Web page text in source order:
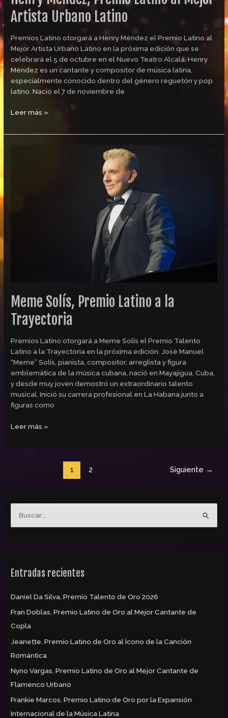
Artista Urbano Latino
Premios Latino otorgará a Henry Méndez el Premio Latino al
Mejor Artista Urbano Latino en la próxima edición que se
celebrará el 5 de octubre en el Nuevo Teatro Alcalá. Henry
Méndez es un cantante y compositor de música latina,
especialmente conocido dentro del género reguetón y pop
latino. Nació el 7 de noviembre de
Leer más »
Meme Solís, Premio Latino a la
Trayectoria
Premios Latino otorgará a Meme Solís el Premio Talento
Latino a la Trayectoria en la próxima edición. José Manuel
“Meme” Solís, pianista, compositor, arreglista y figura
emblemática de la música cubana, nació en Mayajigua, Cuba,
y desde muy joven demostró un extraordinario talento
musical. Inició su carrera profesional en La Habana junto a
figuras como
Leer más »
1 2 Siguiente →
a
p
o
r
:
Entradas recientes
Daniel Da Silva, Premio Talento de Oro 2026
Fran Doblas, Premio Latino de Oro al Mejor Cantante de
Copla
Jeanette, Premio Latino de Oro al Ícono de la Canción
Romántica
Nyno Vargas, Premio Latino de Oro al Mejor Cantante de
Flamenco Urbano
Frankie Marcos, Premio Latino de Oro por la Expansión
Internacional de la Música Latina